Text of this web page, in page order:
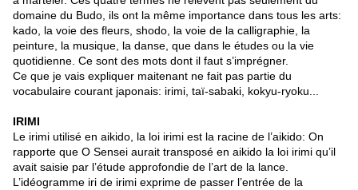
domaine du Budo, ils ont la même importance dans tous les arts:
kado, la voie des fleurs, shodo, la voie de la calligraphie, la
peinture, la musique, la danse, que dans le études ou la vie
quotidienne. Ce sont des mots dont il faut s’imprégner.
Ce que je vais expliquer maitenant ne fait pas partie du
vocabulaire courant japonais: irimi, taï-sabaki, kokyu-ryoku...
IRIMI
Le irimi utilisé en aikido, la loi irimi est la racine de l’aikido: On
rapporte que O Sensei aurait transposé en aikido la loi irimi qu’il
avait saisie par l’étude approfondie de l’art de la lance.
L’idéogramme iri de irimi exprime de passer l’entrée de la